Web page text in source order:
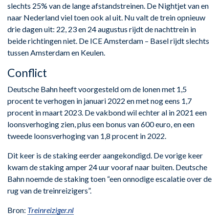
slechts 25% van de lange afstandstreinen. De Nightjet van en
naar Nederland viel toen ook al uit. Nu valt de trein opnieuw
drie dagen uit: 22, 23 en 24 augustus rijdt de nachttrein in
beide richtingen niet. De ICE Amsterdam – Basel rijdt slechts
tussen Amsterdam en Keulen.
Conflict
Deutsche Bahn heeft voorgesteld om de lonen met 1,5
procent te verhogen in januari 2022 en met nog eens 1,7
procent in maart 2023. De vakbond wil echter al in 2021 een
loonsverhoging zien, plus een bonus van 600 euro, en een
tweede loonsverhoging van 1,8 procent in 2022.
Dit keer is de staking eerder aangekondigd. De vorige keer
kwam de staking amper 24 uur vooraf naar buiten. Deutsche
Bahn noemde de staking toen “een onnodige escalatie over de
rug van de treinreizigers”.
Bron: Treinreiziger.nl